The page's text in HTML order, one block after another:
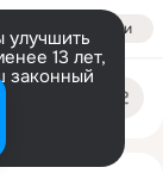
Войти
13 лет,
законный